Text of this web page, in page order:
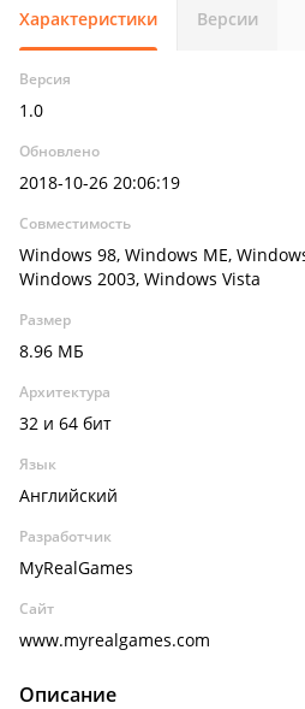
Характеристики Версии
Версия
1.0
Обновлено
2018-10-26 20:06:19
Совместимость
Windows 98, Windows ME,
Windows 2003, Windows Vista
Размер
8.96 МБ
Архитектура
32 и 64 бит
Язык
Английский
Разработчик
MyRealGames
Сайт
www.myrealgames.com
Описание